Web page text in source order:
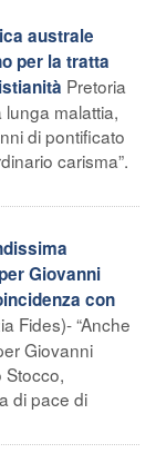
australe
per la tratta
Pretoria
malattia,
di pontificato
carisma”.
Giovanni
con
Fides)- “Anche
Giovanni
Stocco,
di pace di